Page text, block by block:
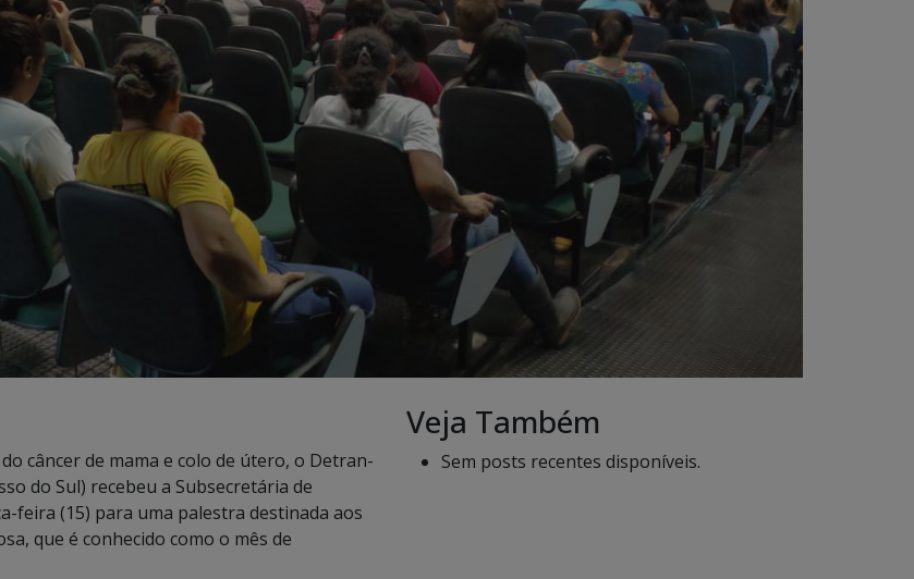
câncer de mama e colo de útero, o Detran-
do Sul) recebeu a Subsecretária de
feira (15) para uma palestra destinada aos
que é conhecido como o mês de
Veja Também
Sem posts recentes disponíveis.